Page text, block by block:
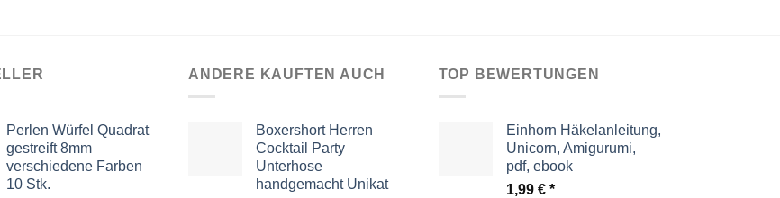
Perlen Würfel Quadrat
gestreift 8mm
verschiedene Farben
10 Stk.
ANDERE KAUFTEN AUCH
Boxershort Herren
Cocktail Party
Unterhose
handgemacht Unikat
TOP BEWERTUNGEN
Einhorn Häkelanleitung,
Unicorn, Amigurumi,
pdf, ebook
1,99 €